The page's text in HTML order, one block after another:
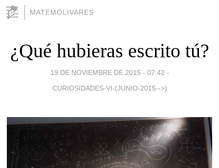
MATEMOLIVARES
¿Qué hubieras escrito tú?
19 DE NOVIEMBRE DE 2015 - 07:42 -
CURIOSIDADES-VI-(JUNIO-2015-->)